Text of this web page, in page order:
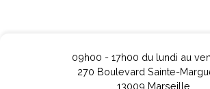
09h00 - 17h00 du lundi au
270 Boulevard Sainte-
13009 Marseille